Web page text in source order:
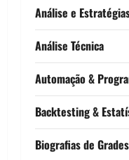
Análise e
Análise Técnica
Automação &
Backtesting &
Biografias de